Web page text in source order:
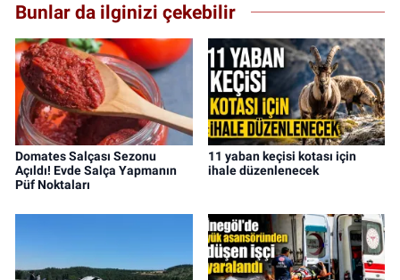
Bunlar da ilginizi çekebilir
Domates Salçası Sezonu
Açıldı! Evde Salça Yapmanın
Püf Noktaları
11 yaban keçisi kotası için
ihale düzenlenecek